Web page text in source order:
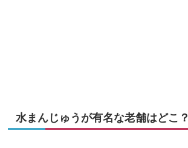
水まんじゅうが有名な老舗はどこ？